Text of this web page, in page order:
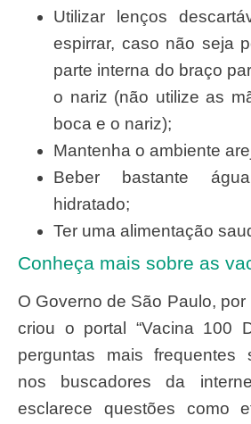
Utilizar lenços
espirrar, caso não seja
parte interna do braço
o nariz (não utilize as
boca e o nariz);
Mantenha o ambiente
Beber bastante
hidratado;
Ter uma alimentação
Conheça mais sobre as
O Governo de São Paulo, por meio da SES/SP,
criou o portal “Vacina 100
perguntas mais frequentes
nos buscadores da
esclarece questões como